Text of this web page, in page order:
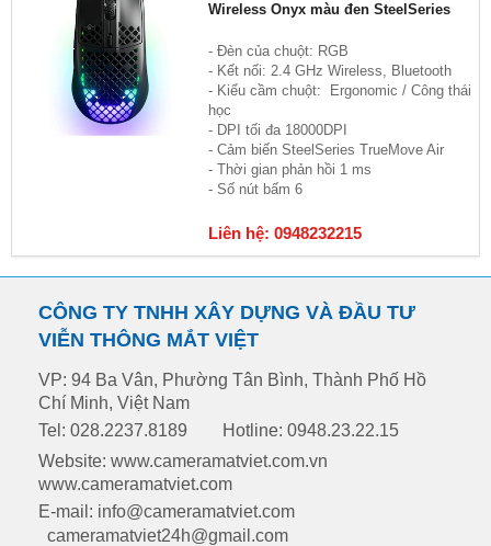
Wireless Onyx màu đen SteelSeries
- Đèn của chuột: RGB
- Kết nối: 2.4 GHz Wireless, Bluetooth
- Kiểu cầm chuột: Ergonomic / Công thái
học
- DPI tối đa 18000DPI
- Cảm biến SteelSeries TrueMove Air
- Thời gian phản hồi 1 ms
- Số nút bấm 6
Liên hệ: 0948232215
CÔNG TY TNHH XÂY DỰNG VÀ ĐẦU TƯ
VIỄN THÔNG MẮT VIỆT
VP: 94 Ba Vân, Phường Tân Bình, Thành Phố Hồ
Chí Minh, Việt Nam
Tel: 028.2237.8189
Hotline: 0948.23.22.15
Website: www.cameramatviet.com.vn
www.cameramatviet.com
E-mail: info@cameramatviet.com
cameramatviet24h@gmail.com